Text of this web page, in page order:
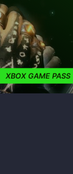
XBOX GAME PASS